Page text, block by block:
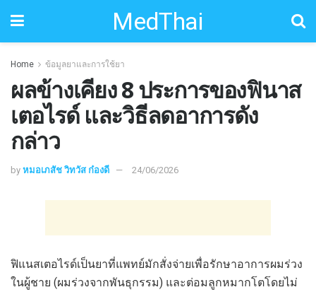
MedThai
Home ข้อมูลยาและการใช้ยา
ผลข้างเคียง 8 ประการของฟินาส
เตอไรด์ และวิธีลดอาการดัง
กล่าว
by หมอเภสัช วิทวัส ก๋องดี 24/06/2026
ฟิแนสเตอไรด์เป็นยาที่แพทย์มักสั่งจ่ายเพื่อรักษาอาการผมร่วง
ในผู้ชาย (ผมร่วงจากพันธุกรรม) และต่อมลูกหมากโตโดยไม่